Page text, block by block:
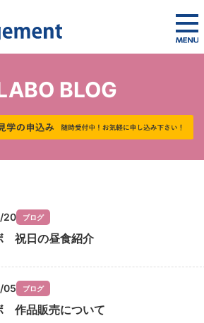
BLOG
20 ブログ
祝日の昼食紹介
05 ブログ
作品販売について